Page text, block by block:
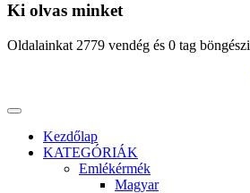
Ki olvas minket
Oldalainkat 2779 vendég és 0 tag böngészi
Kezdőlap
KATEGÓRIÁK
Emlékérmék
Magyar